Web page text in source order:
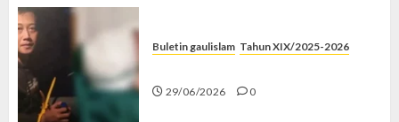
Buletin gaulislam Tahun XIX/2025-2026
29/06/2026 0